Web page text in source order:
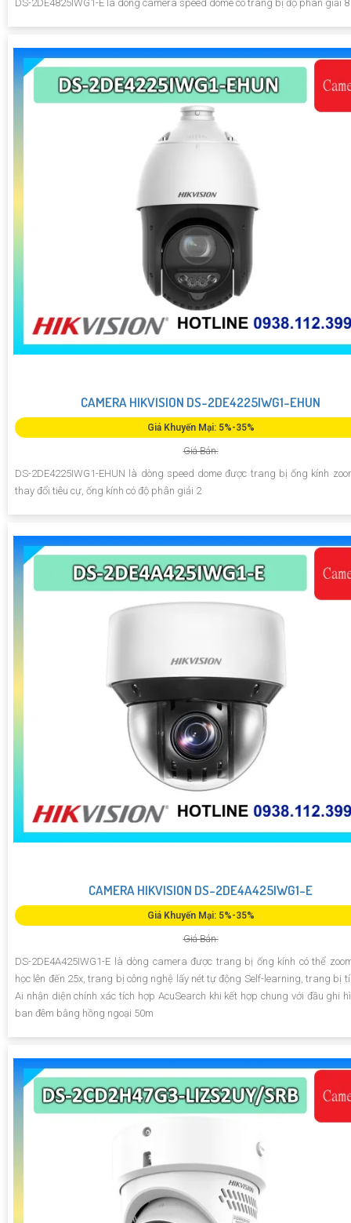
DS-2DE4825IWG1-E là dòng camera speed dome có trang bị độ phân giải 8
CAMERA HIKVISION DS-2DE4225IWG1-EHUN
Giá Khuyến Mại: 5%-35%
Giá Bán:
DS-2DE4225IWG1-EHUN là dòng speed dome được trang bị ống kính
thay đổi tiêu cự, ống kính có độ phân giải 2
CAMERA HIKVISION DS-2DE4A425IWG1-E
Giá Khuyến Mại: 5%-35%
Giá Bán:
DS-2DE4A425IWG1-E là dòng camera được trang bị ống kính có thể
học lên đến 25x, trang bị công nghệ lấy nét tự động Self-learning, trang bị
Ai nhận diện chính xác tích hợp AcuSearch khi kết hợp chung với đầu ghi
ban đêm bằng hồng ngoại 50m